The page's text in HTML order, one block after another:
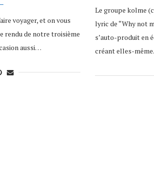
voyager, et on vous
rendu de notre troisième
aussi…
Le groupe kolme
lyric de “Why not
s’auto-produit en
créant elles-